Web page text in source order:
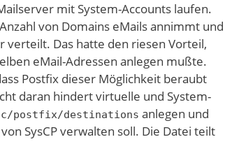
mit System-Accounts laufen.
von Domains eMails annimmt und
verteilt. Das hatte den riesen Vorteil,
eMail-Adressen anlegen mußte.
Postfix dieser Möglichkeit beraubt
daran hindert virtuelle und System-
postfix/destinations anlegen und
SysCP verwalten soll. Die Datei teilt